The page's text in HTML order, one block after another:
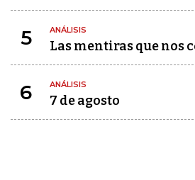
5 ANÁLISIS
Las mentiras que nos
6 ANÁLISIS
7 de agosto